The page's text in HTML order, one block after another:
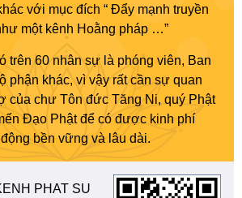
với mục đích “ Đẩy mạnh truyền
một kênh Hoằng pháp …”
trên 60 nhân sự là phóng viên, Ban
phận khác, vì vậy rất cần sự quan
của chư Tôn đức Tăng Ni, quý Phật
Đạo Phật để có được kinh phí
bền vững và lâu dài.
PHAT SU